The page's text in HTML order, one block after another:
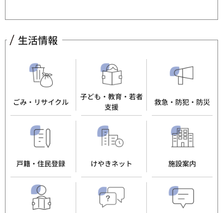
生活情報
ごみ・リサイクル
子ども・教育・若者
支援
救急・防犯・防災
戸籍・住民登録 けやきネット 施設案内